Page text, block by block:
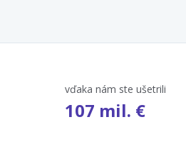
vďaka nám ste ušetrili
107 mil. €